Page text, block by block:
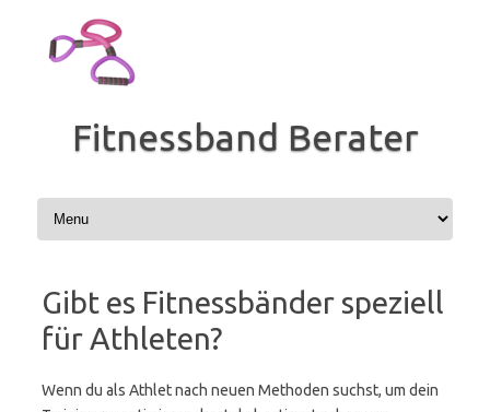
springen
Fitnessband Berater
Gibt es Fitnessbänder speziell
für Athleten?
Wenn du als Athlet nach neuen Methoden suchst, um dein